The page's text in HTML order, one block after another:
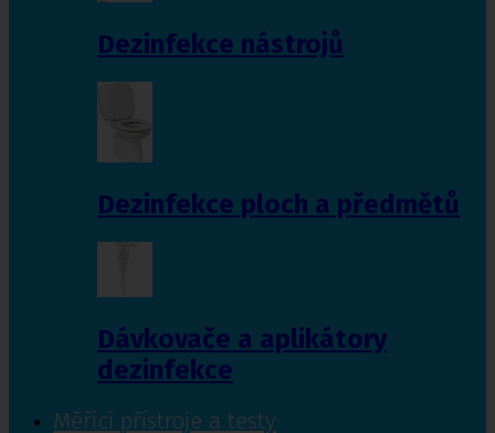
Dezinfekce nástrojů
Dezinfekce ploch a předmětů
Dávkovače a aplikátory
dezinfekce
Měřící přístroje a testy